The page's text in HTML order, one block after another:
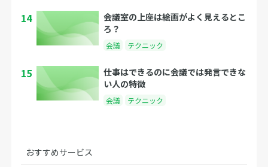
14
会議室の上座は絵画がよく見えるとこ
ろ？
会議 テクニック
15
仕事はできるのに会議では発言できな
い人の特徴
会議 テクニック
おすすめサービス